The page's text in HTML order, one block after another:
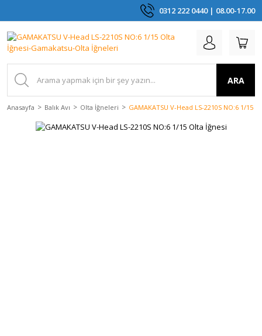
0312 222 0440 | 08.00-17.00
ARA
Anasayfa Balık Avı Olta İğneleri GAMAKATSU V-Head LS-2210S NO:6 1/15